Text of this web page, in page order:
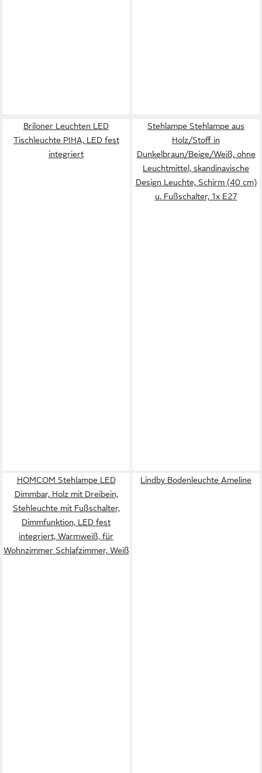
Briloner Leuchten LED
Tischleuchte PIHA, LED fest
integriert
Stehlampe Stehlampe aus
Holz/Stoff in
Dunkelbraun/Beige/Weiß, ohne
Leuchtmittel, skandinavische
Design Leuchte, Schirm (40 cm)
u. Fußschalter, 1x E27
HOMCOM Stehlampe LED
Dimmbar, Holz mit Dreibein,
Stehleuchte mit Fußschalter,
Dimmfunktion, LED fest
integriert, Warmweiß, für
Wohnzimmer Schlafzimmer, Weiß
Lindby Bodenleuchte Ameline